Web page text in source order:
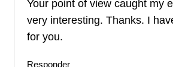
Your point of view caught my
very interesting. Thanks. I
for you.
Responder